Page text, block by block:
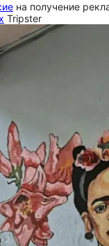
на получение
Tripster